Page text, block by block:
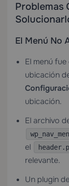
Problemas
El Menú No
El menú
ubicación
ubicación.
El archivo
el
relevante.
Un plugin